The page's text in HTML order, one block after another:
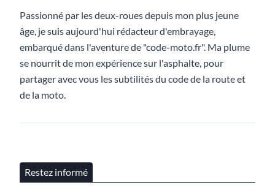
Passionné par les deux-roues depuis mon plus jeune
âge, je suis aujourd'hui rédacteur d'embrayage,
embarqué dans l'aventure de "code-moto.fr". Ma plume
se nourrit de mon expérience sur l'asphalte, pour
partager avec vous les subtilités du code de la route et
de la moto.
Restez informé